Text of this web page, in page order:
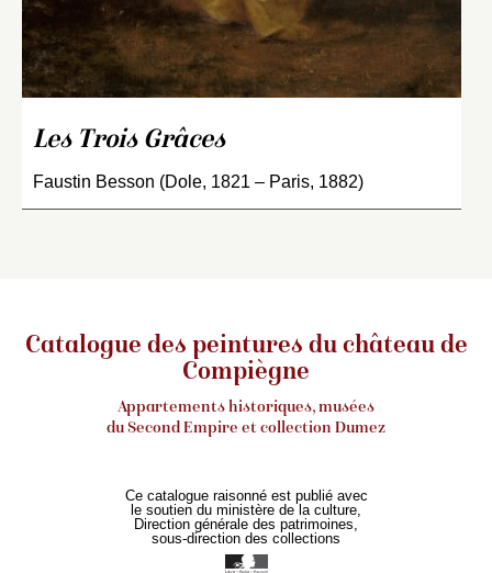
Les Trois Grâces
Faustin Besson (Dole, 1821 – Paris, 1882)
Catalogue des peintures du château de
Compiègne
Appartements historiques, musées
du Second Empire et collection Dumez
Ce catalogue raisonné est publié avec
le soutien du ministère de la culture,
Direction générale des patrimoines,
sous-direction des collections